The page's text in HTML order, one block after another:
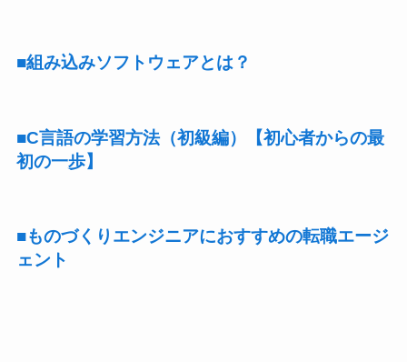
■組み込みソフトウェアとは？
■C言語の学習方法（初級編）【初心者からの最
初の一歩】
■ものづくりエンジニアにおすすめの転職エージ
ェント